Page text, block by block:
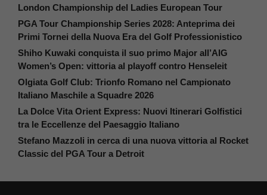
London Championship del Ladies European Tour
PGA Tour Championship Series 2028: Anteprima dei
Primi Tornei della Nuova Era del Golf Professionistico
Shiho Kuwaki conquista il suo primo Major all’AIG
Women’s Open: vittoria al playoff contro Henseleit
Olgiata Golf Club: Trionfo Romano nel Campionato
Italiano Maschile a Squadre 2026
La Dolce Vita Orient Express: Nuovi Itinerari Golfistici
tra le Eccellenze del Paesaggio Italiano
Stefano Mazzoli in cerca di una nuova vittoria al Rocket
Classic del PGA Tour a Detroit